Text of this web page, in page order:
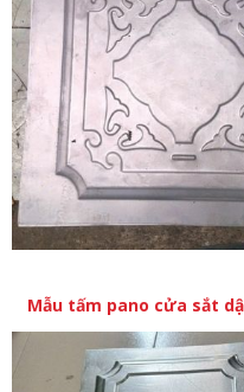
Mẫu tấm pano cửa sắt